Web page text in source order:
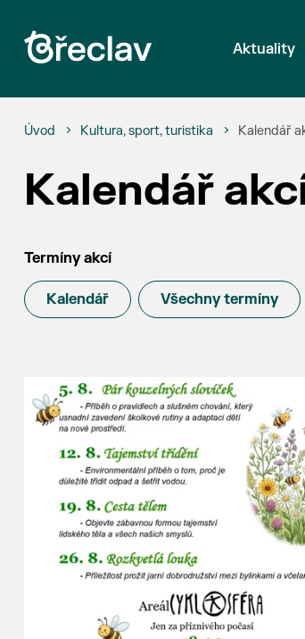
Aktuality
Úvod Kultura, sport, turistika Kalendář
Kalendář
Termíny akcí
Kalendář Všechny termíny